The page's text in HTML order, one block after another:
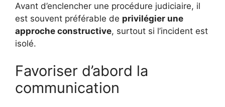
Avant d’enclencher une procédure judiciaire, il
est souvent préférable de privilégier une
approche constructive, surtout si l’incident est
isolé.
Favoriser d’abord la
communication